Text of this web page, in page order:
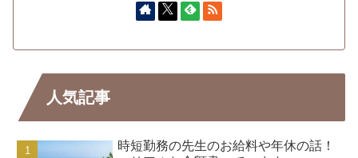
人気記事
時短勤務の先生のお給料や年休の話！